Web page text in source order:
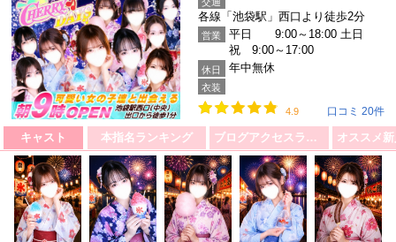
各線「池袋駅」西口より徒歩2分
営業
平日 9:00～18:00 土日
祝 9:00～17:00
休日 年中無休
衣装
4.9 口コミ 20件
キャスト 本指名ランキング ブログアクセスランキング